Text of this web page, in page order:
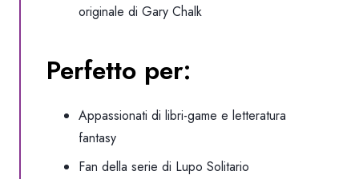
originale di Gary Chalk
Perfetto per:
Appassionati di libri-game e letteratura
fantasy
Fan della serie di Lupo Solitario